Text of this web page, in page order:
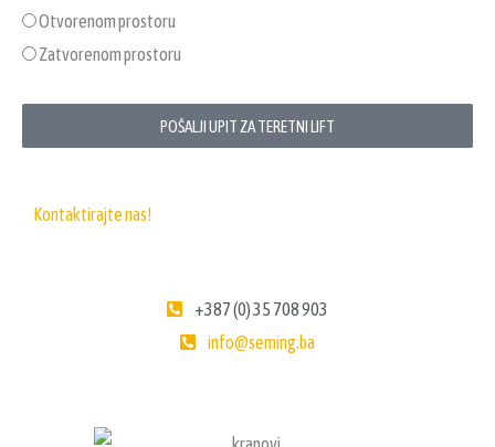
Otvorenom prostoru
Zatvorenom prostoru
POŠALJI UPIT ZA TERETNI LIFT
Kontaktirajte nas!
+387 (0) 35 708 903
info@seming.ba